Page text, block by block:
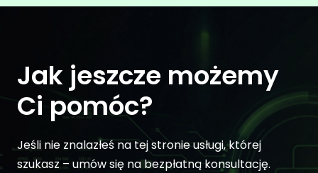
Jak jeszcze możemy
Ci pomóc?
Jeśli nie znalazłeś na tej stronie usługi, której
szukasz – umów się na bezpłatną konsultację.